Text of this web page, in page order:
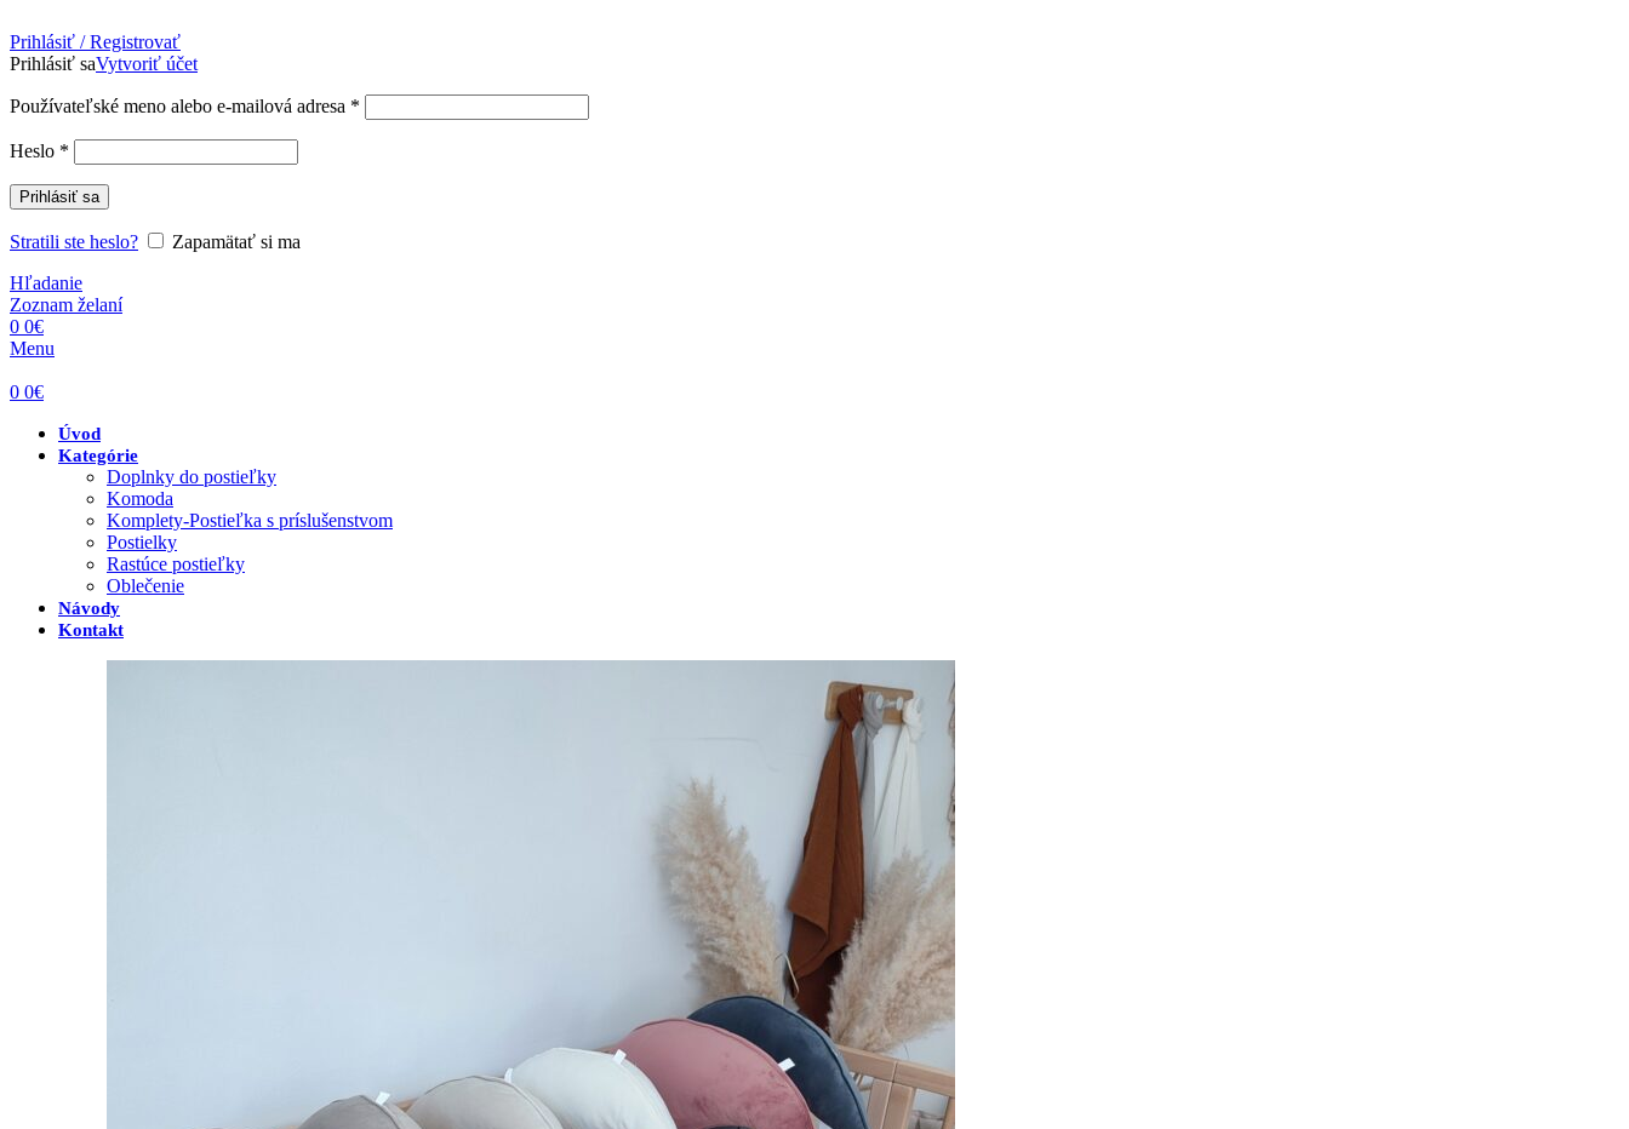
Prihlásiť / Registrovať
Prihlásiť saVytvoriť účet
Používateľské meno alebo e-mailová adresa *
Heslo *
Prihlásiť sa
Stratili ste heslo?
Zapamätať si ma
Hľadanie
Zoznam želaní
0 0€
Menu
0 0€
Úvod
Kategórie
Doplnky do postieľky
Komoda
Komplety-Postieľka s príslušenstvom
Postielky
Rastúce postieľky
Oblečenie
Návody
Kontakt